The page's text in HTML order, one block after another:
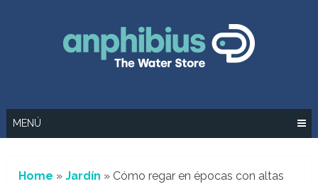
MENÚ
Home »Jardín » Cómo regar en épocas con altas